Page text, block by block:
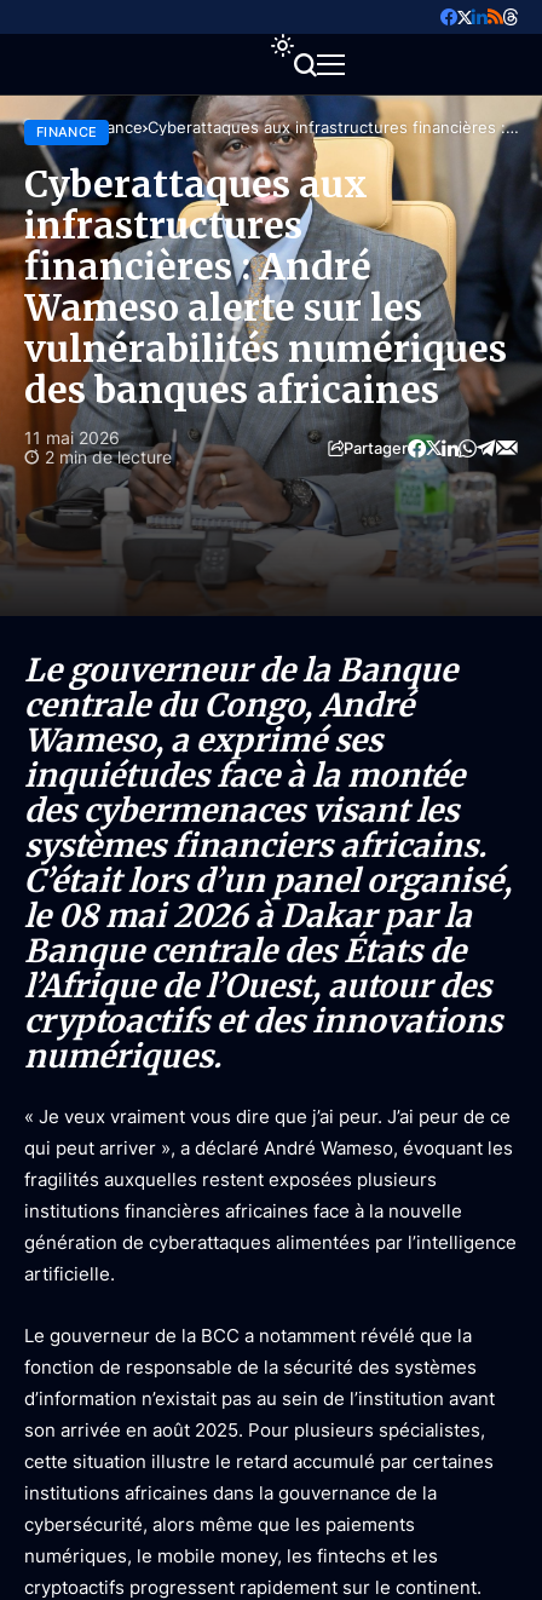
Accueil Finance Cyberattaques aux infrastructures financières :
André Wameso alerte sur les vulnérabilités
numériques des banques africaines
FINANCE
Cyberattaques aux
infrastructures
financières : André
Wameso alerte sur les
vulnérabilités numériques
des banques africaines
11 mai 2026
2 min de lecture
Partager
Le gouverneur de la Banque
centrale du Congo, André
Wameso, a exprimé ses
inquiétudes face à la montée
des cybermenaces visant les
systèmes financiers africains.
C’était lors d’un panel organisé,
le 08 mai 2026 à Dakar par la
Banque centrale des États de
l’Afrique de l’Ouest, autour des
cryptoactifs et des innovations
numériques.
« Je veux vraiment vous dire que j’ai peur. J’ai peur de ce
qui peut arriver », a déclaré André Wameso, évoquant les
fragilités auxquelles restent exposées plusieurs
institutions financières africaines face à la nouvelle
génération de cyberattaques alimentées par l’intelligence
artificielle.
Le gouverneur de la BCC a notamment révélé que la
fonction de responsable de la sécurité des systèmes
d’information n’existait pas au sein de l’institution avant
son arrivée en août 2025. Pour plusieurs spécialistes,
cette situation illustre le retard accumulé par certaines
institutions africaines dans la gouvernance de la
cybersécurité, alors même que les paiements
numériques, le mobile money, les fintechs et les
cryptoactifs progressent rapidement sur le continent.